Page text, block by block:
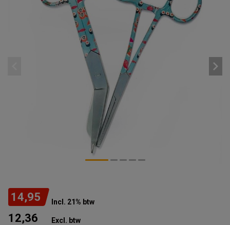
14,95 Incl. 21% btw
12,36 Excl. btw